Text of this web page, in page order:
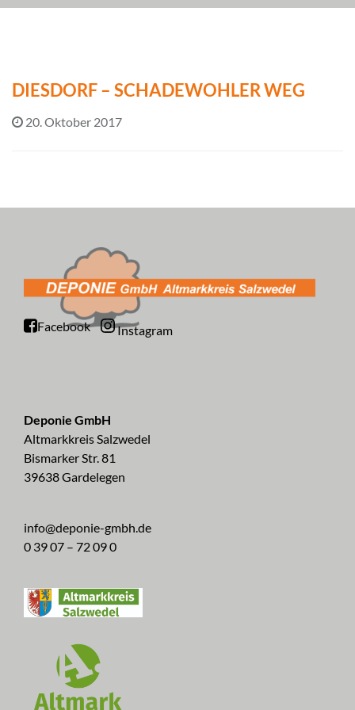
DIESDORF – SCHADEWOHLER WEG
20. Oktober 2017
Facebook Instagram
Deponie GmbH
Altmarkkreis Salzwedel
Bismarker Str. 81
39638 Gardelegen
info@deponie-gmbh.de
0 39 07 – 72 09 0